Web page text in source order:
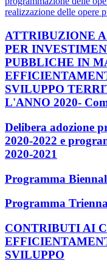
realizzazione delle opere
ATTRIBUZIONE
PER
PUBBLICHE IN
SVILUPPO
L'ANNO 2020-
Delibera adozione
2020-2022 e
2020-2021
Programma
Programma
CONTRIBUTI AI
SVILUPPO